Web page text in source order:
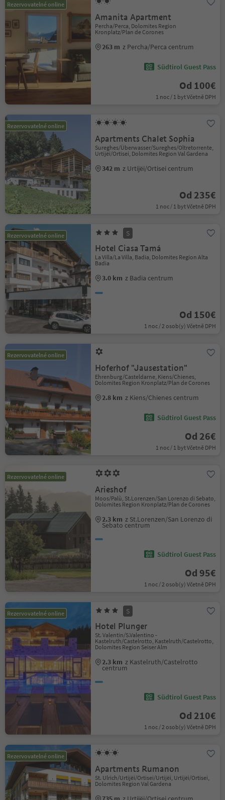
Rezervovatelné online
Amanita Apartment
Percha/Perca, Dolomites Region
Kronplatz/Plan de Corones
263 m z Percha/Perca centrum
Südtirol Guest Pass
Od 100€
1 noc / 1 byt Včetně DPH
Rezervovatelné online
Apartments Chalet Sophia
Sureghes/Überwasser/Sureghes/Oltretorrente,
Urtijëi/Ortisei, Dolomites Region Val Gardena
342 m z Urtijëi/Ortisei centrum
Od 235€
1 noc / 1 byt Včetně DPH
Rezervovatelné online S
Hotel Ciasa Tamá
La Villa/La Villa, Badia, Dolomites Region Alta
Badia
3.0 km z Badia centrum
Od 150€
1 noc / 2 osob(y) Včetně DPH
Rezervovatelné online
Hoferhof "Jausestation"
Ehrenburg/Casteldarne, Kiens/Chienes,
Dolomites Region Kronplatz/Plan de Corones
2.8 km z Kiens/Chienes centrum
Südtirol Guest Pass
Od 26€
1 noc / 1 byt Včetně DPH
Rezervovatelné online
Arieshof
Moos/Palù, St.Lorenzen/San Lorenzo di Sebato,
Dolomites Region Kronplatz/Plan de Corones
2.3 km z St.Lorenzen/San Lorenzo di
Sebato centrum
Südtirol Guest Pass
Od 95€
1 noc / 2 osob(y) Včetně DPH
Rezervovatelné online S
Hotel Plunger
St. Valentin/S.Valentino -
Kastelruth/Castelrotto, Kastelruth/Castelrotto,
Dolomites Region Seiser Alm
2.3 km z Kastelruth/Castelrotto
centrum
Südtirol Guest Pass
Od 210€
1 noc / 2 osob(y) Včetně DPH
Rezervovatelné online
Apartments Rumanon
St. Ulrich/Urtijëi/Ortisei/Urtijëi, Urtijëi/Ortisei,
Dolomites Region Val Gardena